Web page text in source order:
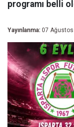
programı belli
Yayınlanma: 07